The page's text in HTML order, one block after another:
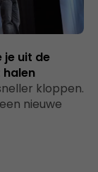
je uit de
kloppen.
nieuwe